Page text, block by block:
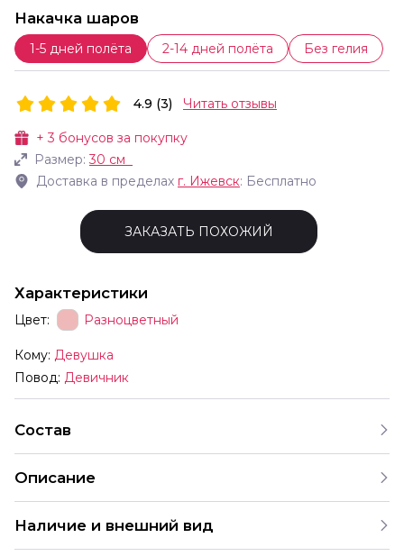
Накачка шаров
1-5 дней полёта 2-14 дней полёта Без гелия
+3 бонусов за покупку
Размер:30 см
Доставка в пределах г. Ижевск: Бесплатно
4.9 (3) Читать отзывы
ЗАКАЗАТЬ ПОХОЖИЙ
Характеристики
Цвет: Разноцветный
Кому: Девушка
Повод: Девичник
Состав
Описание
продаём шары только комплектами поэтому выбрать
шары с одним конкретным принтом отдельно нельзя
Наличие и внешний вид